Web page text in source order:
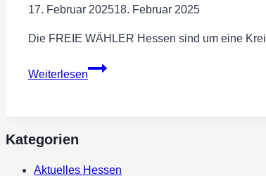
17. Februar 202518. Februar 2025
Die FREIE WÄHLER Hessen sind um eine
Weiterlesen
FREIE
gegründet
Kategorien
Aktuelles Hessen